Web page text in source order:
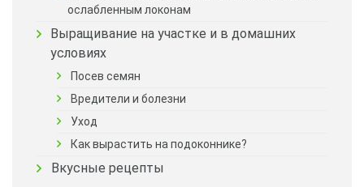
ослабленным локонам
Выращивание на участке и в домашних
условиях
Посев семян
Вредители и болезни
Уход
Как вырастить на подоконнике?
Вкусные рецепты